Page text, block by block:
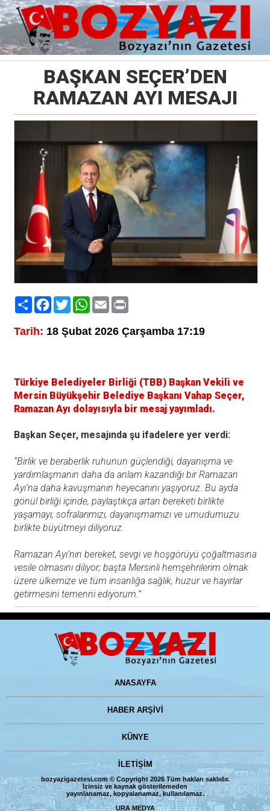
BAŞKAN SEÇER’DEN
RAMAZAN AYI MESAJI
PaylaşFacebook
TwitterWhatsApp
EmailPrint
Tarih: 18 Şubat 2026 Çarşamba 17:19
Türkiye Belediyeler Birliği (TBB) Başkan Vekili ve
Mersin Büyükşehir Belediye Başkanı Vahap Seçer,
Ramazan Ayı dolayısıyla bir mesaj yayımladı.
Başkan Seçer, mesajında şu ifadelere yer verdi:
“Birlik ve beraberlik ruhunun güçlendiği, dayanışma ve
yardımlaşmanın daha da anlam kazandığı bir Ramazan
Ayı’na daha kavuşmanın heyecanını yaşıyoruz. Bu ayda
gönül birliği içinde, paylaştıkça artan bereketi birlikte
yaşamayı; sofralarımızı, dayanışmamızı ve umudumuzu
birlikte büyütmeyi diliyoruz.
Ramazan Ayı’nın bereket, sevgi ve hoşgörüyü çoğaltmasına
vesile olmasını diliyor; başta Mersinli hemşehrilerim olmak
üzere ülkemize ve tüm insanlığa sağlık, huzur ve hayırlar
getirmesini temenni ediyorum.”
ANASAYFA
HABER ARŞİVİ
KÜNYE
İLETİŞİM
bozyazigazetesi.com © Copyright 2026 Tüm hakları saklıdır.
İzinsiz ve kaynak gösterilemeden
yayınlanamaz, kopyalanamaz, kullanılamaz.
URA MEDYA